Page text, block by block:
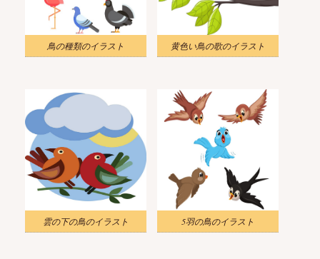
鳥の種類のイラスト 黄色い鳥の歌のイラスト
雲の下の鳥のイラスト 5羽の鳥のイラスト